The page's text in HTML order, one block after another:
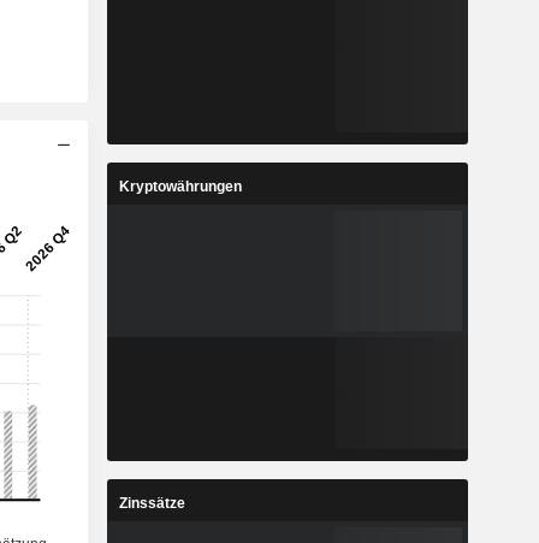
Kryptowährungen
Zinssätze